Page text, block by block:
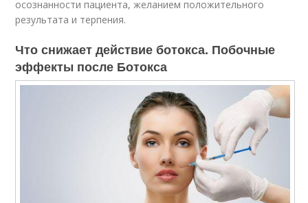
осознанности пациента, желанием положительного
результата и терпения.
Что снижает действие ботокса. Побочные
эффекты после Ботокса